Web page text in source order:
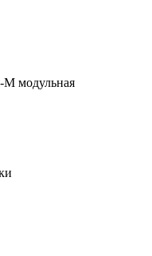
М модульная